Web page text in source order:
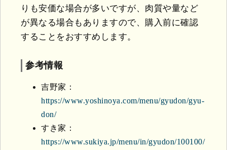
りも安価な場合が多いですが、肉質や量など
が異なる場合もありますので、購入前に確認
することをおすすめします。
参考情報
吉野家：
https://www.yoshinoya.com/menu/gyudon/gyu-
don/
すき家：
https://www.sukiya.jp/menu/in/gyudon/100100/